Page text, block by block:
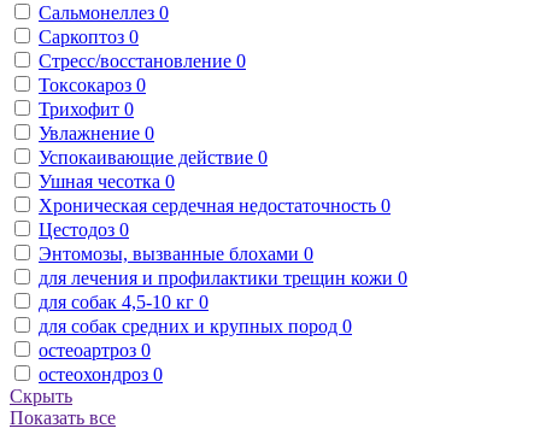
Сальмонеллез 0
Саркоптоз 0
Стресс/восстановление 0
Токсокароз 0
Трихофит 0
Увлажнение 0
Успокаивающие действие 0
Ушная чесотка 0
Хроническая сердечная недостаточность 0
Цестодоз 0
Энтомозы, вызванные блохами 0
для лечения и профилактики трещин кожи 0
для собак 4,5-10 кг 0
для собак средних и крупных пород 0
остеоартроз 0
остеохондроз 0
Скрыть
Показать все